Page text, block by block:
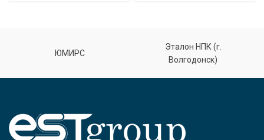
ЮМИРС
Эталон НПК (г.
Волгодонск)